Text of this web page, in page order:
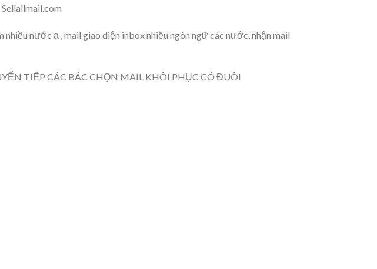
nước ạ , mail giao diện inbox nhiều ngôn ngữ các nước, nhận mail
TIẾP CÁC BÁC CHỌN MAIL KHÔI PHỤC CÓ ĐUÔI